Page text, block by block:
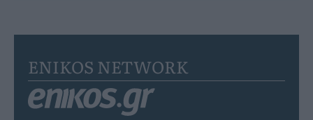
ENIKOS NETWORK